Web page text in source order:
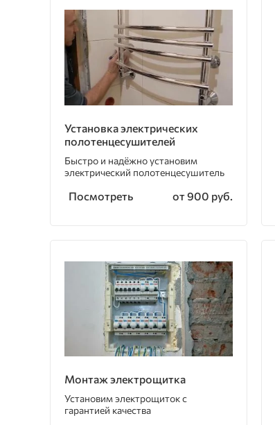
Установка электрических
полотенцесушителей
Быстро и надёжно установим
электрический полотенцесушитель
Посмотреть от 900 руб.
Монтаж электрощитка
Установим электрощиток с
гарантией качества